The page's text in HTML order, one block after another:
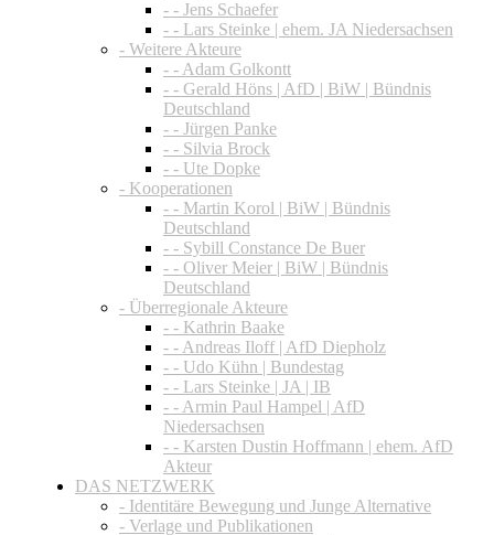
- - Jens Schaefer
- - Lars Steinke | ehem. JA Niedersachsen
- Weitere Akteure
- - Adam Golkontt
- - Gerald Höns | AfD | BiW | Bündnis
Deutschland
- - Jürgen Panke
- - Silvia Brock
- - Ute Dopke
- Kooperationen
- - Martin Korol | BiW | Bündnis
Deutschland
- - Sybill Constance De Buer
- - Oliver Meier | BiW | Bündnis
Deutschland
- Überregionale Akteure
- - Kathrin Baake
- - Andreas Iloff | AfD Diepholz
- - Udo Kühn | Bundestag
- - Lars Steinke | JA | IB
- - Armin Paul Hampel | AfD
Niedersachsen
- - Karsten Dustin Hoffmann | ehem. AfD
Akteur
DAS NETZWERK
- Identitäre Bewegung und Junge Alternative
- Verlage und Publikationen